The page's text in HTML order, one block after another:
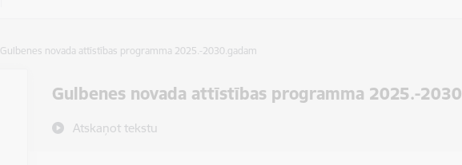
Gulbenes novada attīstības programma 2025.-2030.gadam
Gulbenes novada attīstības programma 2025.-
Atskaņot tekstu